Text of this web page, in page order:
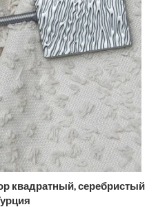
квадратный, серебристый